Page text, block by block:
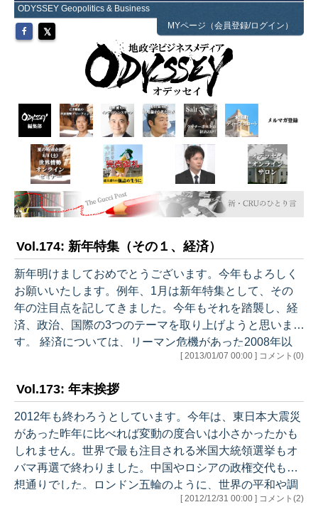
ODYSSEY Geopolitics & Business
MYページ（会員登録/ログイン）
Vol.174: 新年特集（その１、経済）
新年明けましておめでとうございます。今年もよろしく
お願いいたします。例年、1月は新年特集として、その
年の注目点を記してきました。今年もそれを踏襲し、経
済、政治、国際の3つのテーマを取り上げようと思いま
す。 経済については、リーマン危機があった2008年以
降、不安定な状況が続いています。IMFの世界経済見通
好調時の5%台に比べかなり低い予想に止まっています。
世界経済の大きな流れを振り返ると、2000年代初のITバ
ブル崩壊後の経済の落ち込み、そこからの回復を目指し
た世界規模の金融緩和と中国経済の躍進を背景とした経
済回復、そしてバブル経済…
[ 2013/01/07 00:00 ] コメント(0)
Vol.173: 年末挨拶
2012年も終わろうとしています。今年は、東日本大震災
があった昨年に比べれば変動の度合いは小さかったかも
しれません。世界で最も注目される米国大統領選挙もオ
バマ再選で終わりました。中国やロシアの政権交代も予
想通りでした。ロンドン五輪のように、世界の平和や調
和、あるいは日本選手団の団結の強さを感じる行事もあ
[ 2012/12/31 00:00 ] コメント(2)